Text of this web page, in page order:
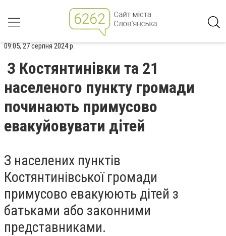
09:05, 27 серпня 2024 р.
З Костянтинівки та 21
населеного пункту громади
починають примусово
евакуйовувати дітей
З населених пунктів
Костянтинівської громади
примусово евакуюють дітей з
батьками або законними
представниками.